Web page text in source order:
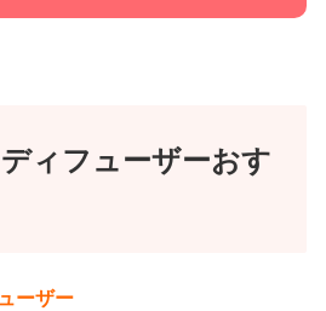
ィフューザーおす
ーザー